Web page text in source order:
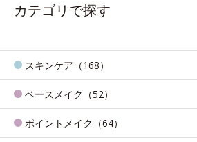
カテゴリで探す
スキンケア（168）
ベースメイク（52）
ポイントメイク（64）